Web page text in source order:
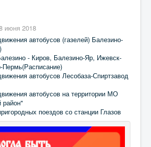
июня 2018
автобусов (газелей) Балезино-
- Киров, Балезино-Яр, Ижевск-
автобусов Лесобаза-Спиртзавод
автобусов на территории МО
район"
поездов со станции Глазов